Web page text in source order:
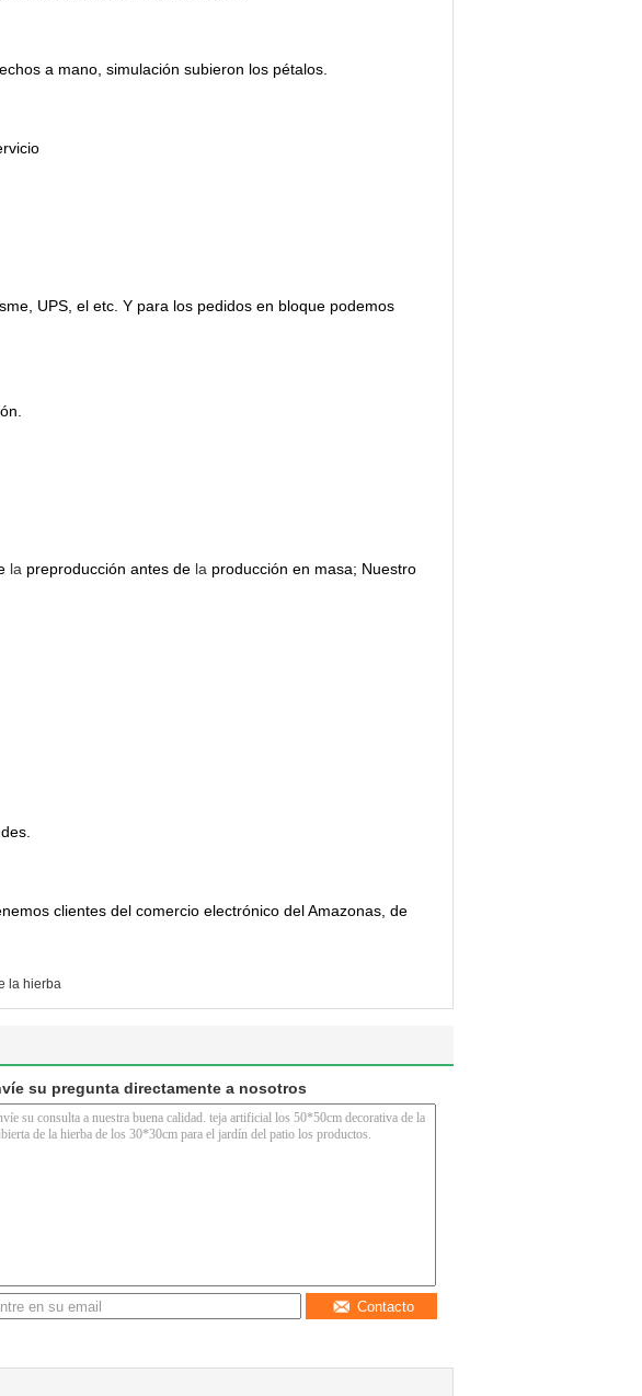
a mano, simulación subieron los pétalos.
UPS, el etc. Y para los pedidos en bloque podemos
la preproducción antes de la producción en masa; Nuestro
clientes del comercio electrónico del Amazonas, de
la hierba
su pregunta directamente a nosotros
Contacto